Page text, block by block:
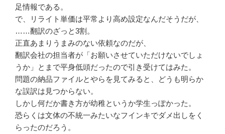
足情報である。
で、リライト単価は平常より高め設定なんだそうだが、
……翻訳のざっと3割。
正直あまりうまみのない依頼なのだが、
翻訳会社の担当者が「お願いさせていただけないでしょ
うか」とまで平身低頭だったので引き受けてはみた。
問題の納品ファイルとやらを見てみると、どうも明らか
な誤訳は見つからない。
しかし何だか書き方が幼稚というか学生っぽかった。
恐らくは文体の不統一みたいなフインキでダメ出しをく
らったのだろう。